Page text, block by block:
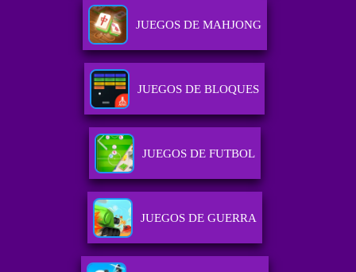
JUEGOS DE MAHJONG
JUEGOS DE BLOQUES
JUEGOS DE FUTBOL
JUEGOS DE GUERRA